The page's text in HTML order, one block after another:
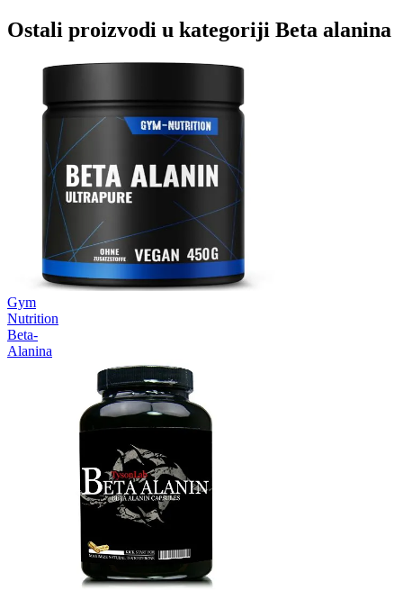
Ostali proizvodi u kategoriji Beta alanina
Gym
Nutrition
Beta-
Alanina